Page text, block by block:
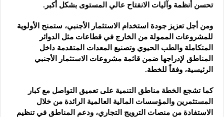
تحسن أنظمة وآليات الانفتاح عالي المستوى بشكل أكبر.
ومن أجل تعزيز جودة استخدام الاستثمار الأجنبي، ستمنح الأولوية
للمشروعات الممولة من الخارج في قطاعات مثل الدوائر
المتكاملة والطب الحيوي وتصنيع المعدات المتقدمة داخل
المناطق لإدراجها ضمن قائمة مشروعات الاستثمار الأجنبي
الرئيسية، وفقاً للخطة.
كما تشجع الخطة مناطق التنمية على تعميق التواصل مع كبار
المستثمرين والمؤسسات المالية العالمية الرائدة من خلال
الاستفادة من منصات الترويج التجاري، ودعم المناطق في تنظيم